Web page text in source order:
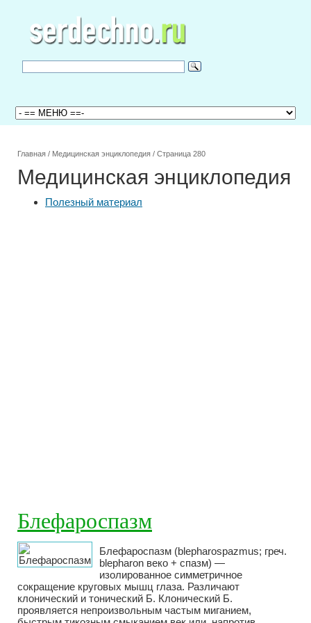
Главная / Медицинская энциклопедия / Страница 280
Медицинская энциклопедия
Полезный материал
Блефароспазм
Блефароспазм (blepharospazmus; греч.
blepharon веко + спазм) —
изолированное симметричное
сокращение круговых мышц глаза. Различают
клонический и тонический Б. Клонический Б.
проявляется непроизвольным частым миганием,